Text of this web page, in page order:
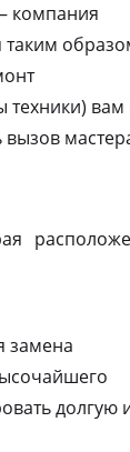
компания
таким
вам
замена
долгую